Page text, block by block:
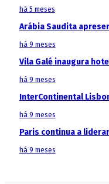
há 5 meses
Arábia Saudita
há 9 meses
Vila Galé inaugura
há 9 meses
InterContinental
há 9 meses
Paris continua a
há 9 meses